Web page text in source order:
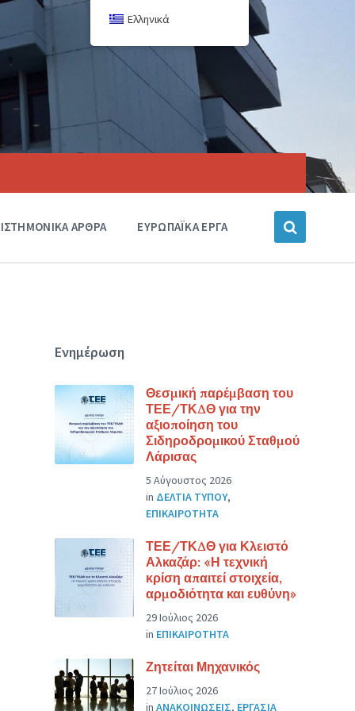
ΑΡΘΡΑ ΕΥΡΩΠΑΪΚΑ ΕΡΓΑ
Ενημέρωση
Θεσμική παρέμβαση του
ΤΕΕ/ΤΚΔΘ για την
αξιοποίηση του
Σιδηροδρομικού Σταθμού
Λάρισας
5 Αύγουστος 2026
in ΔΕΛΤΙΑ ΤΥΠΟΥ,
ΕΠΙΚΑΙΡΟΤΗΤΑ
ΤΕΕ/ΤΚΔΘ για Κλειστό
Αλκαζάρ: «Η τεχνική
κρίση απαιτεί στοιχεία,
αρμοδιότητα και ευθύνη»
29 Ιούλιος 2026
in ΕΠΙΚΑΙΡΟΤΗΤΑ
Ζητείται Μηχανικός
27 Ιούλιος 2026
inΑΝΑΚΟΙΝΩΣΕΙΣ, ΕΡΓΑΣΙΑ
Ελληνικά